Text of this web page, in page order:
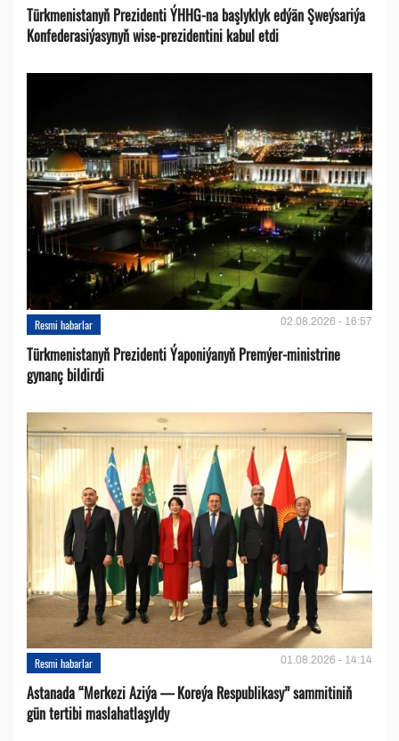
Türkmenistanyň Prezidenti ÝHHG-na başlyklyk edýän Şweýsariýa
Konfederasiýasynyň wise-prezidentini kabul etdi
Resmi habarlar 02.08.2026 - 16:57
Türkmenistanyň Prezidenti Ýaponiýanyň Premýer-ministrine
gynanç bildirdi
Resmi habarlar 01.08.2026 - 14:14
Astanada “Merkezi Aziýa — Koreýa Respublikasy” sammitiniň
gün tertibi maslahatlaşyldy